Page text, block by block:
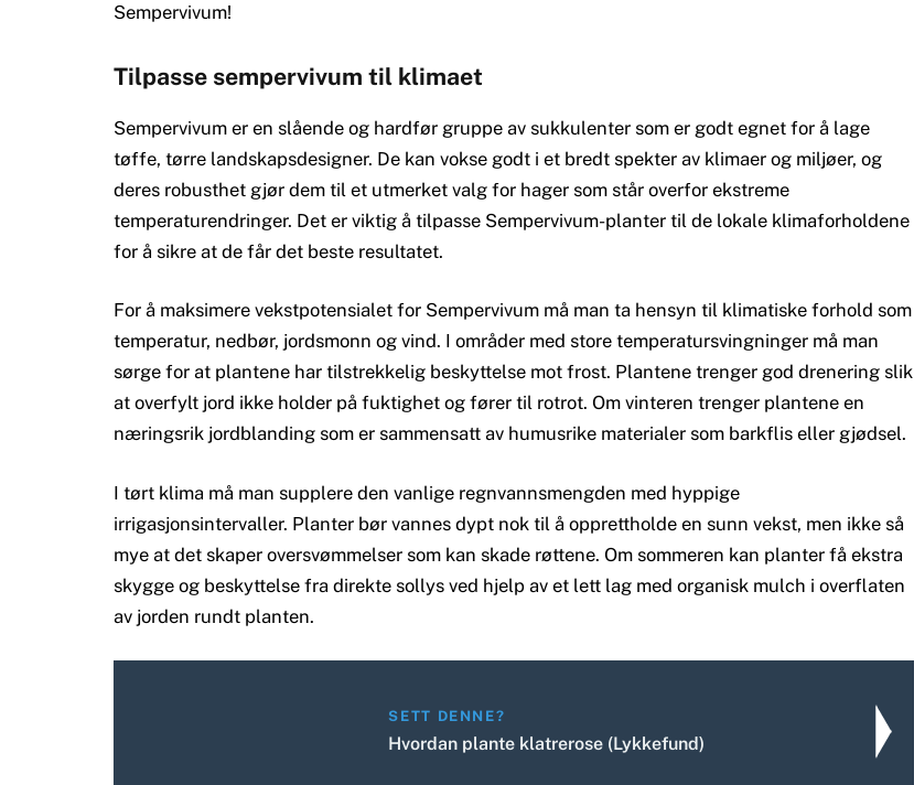
Sempervivum!
Tilpasse sempervivum til klimaet
Sempervivum er en slående og hardfør gruppe av sukkulenter som er godt egnet for å lage
tøffe, tørre landskapsdesigner. De kan vokse godt i et bredt spekter av klimaer og miljøer, og
deres robusthet gjør dem til et utmerket valg for hager som står overfor ekstreme
temperaturendringer. Det er viktig å tilpasse Sempervivum-planter til de lokale klimaforholdene
for å sikre at de får det beste resultatet.
For å maksimere vekstpotensialet for Sempervivum må man ta hensyn til klimatiske forhold som
temperatur, nedbør, jordsmonn og vind. I områder med store temperatursvingninger må man
sørge for at plantene har tilstrekkelig beskyttelse mot frost. Plantene trenger god drenering slik
at overfylt jord ikke holder på fuktighet og fører til rotrot. Om vinteren trenger plantene en
næringsrik jordblanding som er sammensatt av humusrike materialer som barkflis eller gjødsel.
I tørt klima må man supplere den vanlige regnvannsmengden med hyppige
irrigasjonsintervaller. Planter bør vannes dypt nok til å opprettholde en sunn vekst, men ikke så
mye at det skaper oversvømmelser som kan skade røttene. Om sommeren kan planter få ekstra
skygge og beskyttelse fra direkte sollys ved hjelp av et lett lag med organisk mulch i overflaten
av jorden rundt planten.
SETT DENNE?
Hvordan plante klatrerose (Lykkefund)